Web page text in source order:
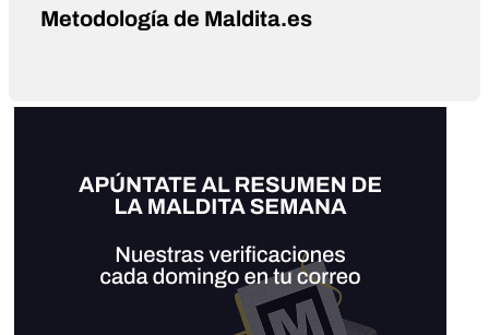
Metodología de Maldita.es